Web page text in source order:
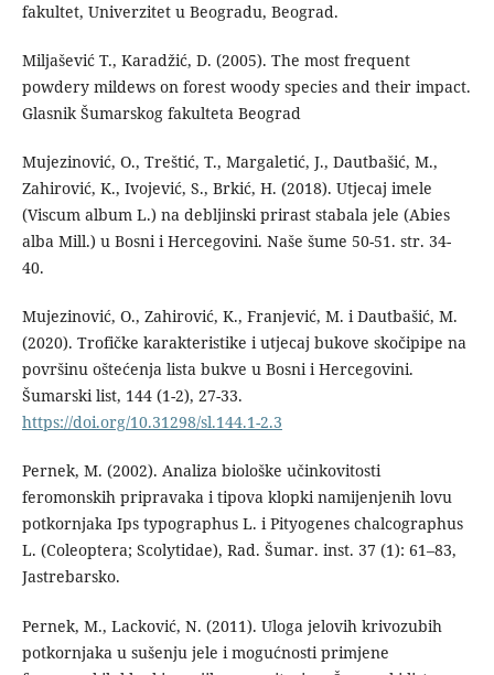
fakultet, Univerzitet u Beogradu, Beograd.
Miljašević T., Karadžić, D. (2005). The most frequent
powdery mildews on forest woody species and their impact.
Glasnik Šumarskog fakulteta Beograd
Mujezinović, O., Treštić, T., Margaletić, J., Dautbašić, M.,
Zahirović, K., Ivojević, S., Brkić, H. (2018). Utjecaj imele
(Viscum album L.) na debljinski prirast stabala jele (Abies
alba Mill.) u Bosni i Hercegovini. Naše šume 50-51. str. 34-
40.
Mujezinović, O., Zahirović, K., Franjević, M. i Dautbašić, M.
(2020). Trofičke karakteristike i utjecaj bukove skočipipe na
površinu oštećenja lista bukve u Bosni i Hercegovini.
Šumarski list, 144 (1-2), 27-33.
https://doi.org/10.31298/sl.144.1-2.3
Pernek, M. (2002). Analiza biološke učinkovitosti
feromonskih pripravaka i tipova klopki namijenjenih lovu
potkornjaka Ips typographus L. i Pityogenes chalcographus
L. (Coleoptera; Scolytidae), Rad. Šumar. inst. 37 (1): 61–83,
Jastrebarsko.
Pernek, M., Lacković, N. (2011). Uloga jelovih krivozubih
potkornjaka u sušenju jele i mogućnosti primjene